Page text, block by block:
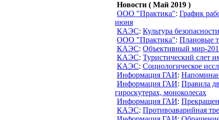
Новости ( Май 2019 )
ООО "Практика": График
июня
КАЭС: Культура безопасности
ООО "Практика": Плановые
КАЭС: Объективный мир-
КАЭС: Туристический слет
КАЭС: Социологическое
Информация ГАИ:
Информация ГАИ: Правила
гироскутерах, моноколесах
Информация ГАИ:
КАЭС: Противоаварийная